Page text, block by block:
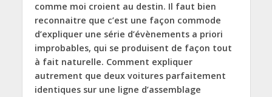
comme moi croient au destin. Il faut bien
reconnaitre que c’est une façon commode
d’expliquer une série d’évènements a priori
improbables, qui se produisent de façon tout
à fait naturelle. Comment expliquer
autrement que deux voitures parfaitement
identiques sur une ligne d’assemblage